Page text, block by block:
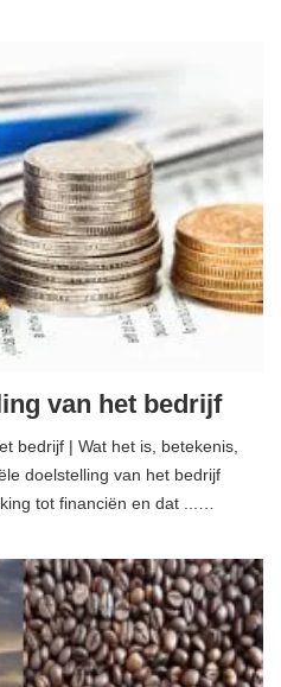
van het bedrijf
bedrijf | Wat het is, betekenis,
doelstelling van het bedrijf
tot financiën en dat ...…